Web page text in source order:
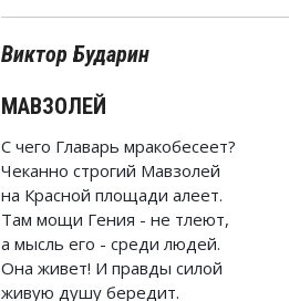
Виктор Бударин
МАВЗОЛЕЙ
С чего Главарь мракобесеет?
Чеканно строгий Мавзолей
на Красной площади алеет.
Там мощи Гения - не тлеют,
а мысль его - среди людей.
Она живет! И правды силой
живую душу бередит.